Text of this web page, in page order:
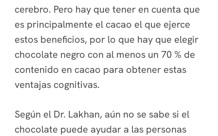
cerebro. Pero hay que tener en cuenta que
es principalmente el cacao el que ejerce
estos beneficios, por lo que hay que elegir
chocolate negro con al menos un 70 % de
contenido en cacao para obtener estas
ventajas cognitivas.
Según el Dr. Lakhan, aún no se sabe si el
chocolate puede ayudar a las personas